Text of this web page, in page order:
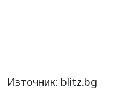
Източник: blitz.bg